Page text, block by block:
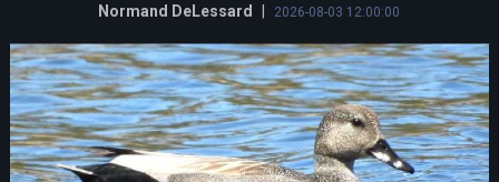
Normand DeLessard | 2026-08-03 12:00:00